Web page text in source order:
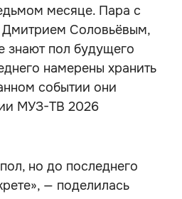
месяце. Пара с
Соловьёвым,
знают пол будущего
намерены хранить
событии они
МУЗ-ТВ 2026
но до последнего
— поделилась